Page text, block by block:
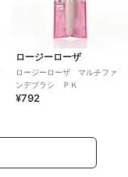
ロージーローザ
ロージーローザ マルチファ
ンデブラシ ＰＫ
¥792